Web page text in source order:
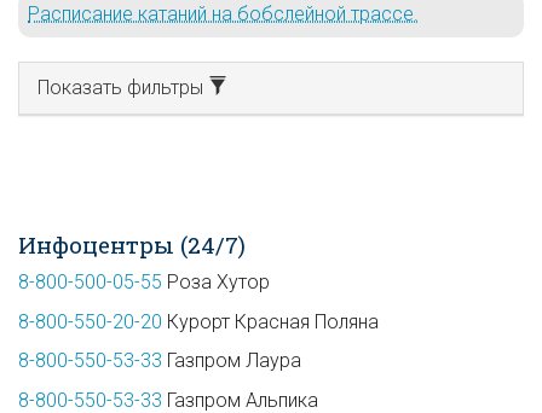
Расписание катаний на бобслейной трассе.
Показать фильтры
Инфоцентры (24/7)
8-800-500-05-55 Роза Хутор
8-800-550-20-20 Курорт Красная Поляна
8-800-550-53-33 Газпром Лаура
8-800-550-53-33 Газпром Альпика